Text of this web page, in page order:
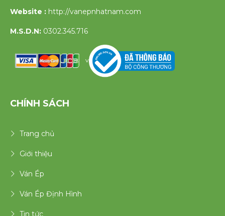
Website : http://vanepnhatnam.com
M.S.D.N: 0302.345.716
v
CHÍNH SÁCH
Trang chủ
Giới thiệu
Ván Ép
Ván Ép Định Hình
Tin tức